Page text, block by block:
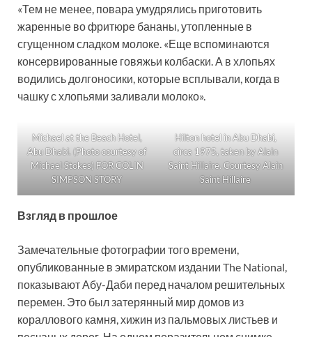
«Тем не менее, повара умудрялись приготовить
жаренные во фритюре бананы, утопленные в
сгущенном сладком молоке. «Еще вспоминаются
консервированные говяжьи колбаски. А в хлопьях
водились долгоносики, которые всплывали, когда в
чашку с хлопьями заливали молоко».
Michael at the Beach Hotel,
Abu Dhabi. (Photo courtesy of
Michael Stokes) FOR COLIN
SIMPSON STORY
Hilton hotel in Abu Dhabi,
circa 1975, taken by Alain
Saint Hillaire. Courtesy Alain
Saint Hillaire
Взгляд в прошлое
Замечательные фотографии того времени,
опубликованные в эмиратском издании The National,
показывают Абу-Даби перед началом решительных
перемен. Это был затерянный мир домов из
кораллового камня, хижин из пальмовых листьев и